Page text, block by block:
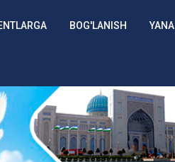
BOG'LANISH YANA